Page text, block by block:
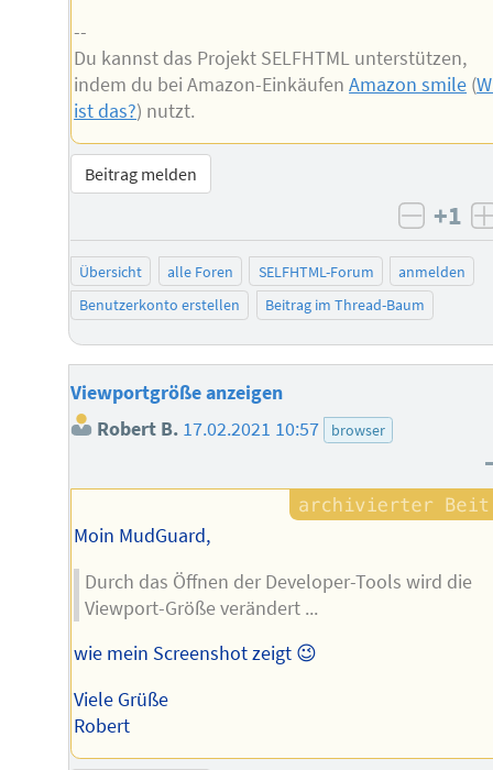
--
Du kannst das Projekt SELFHTML unterstützen,
indem du bei Amazon-EinkäufenAmazon smile (
ist das?) nutzt.
Beitrag melden
+1
Übersicht alle Foren SELFHTML-Forum
anmelden
Benutzerkonto erstellen
Beitrag im Thread-Baum
Viewportgröße anzeigen
Robert B. 17.02.2021 10:57 browser
Moin MudGuard,
Durch das Öffnen der Developer-Tools wird die
Viewport-Größe verändert ...
wie mein Screenshot zeigt 😉
Viele Grüße
Robert